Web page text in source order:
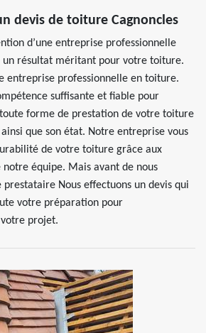
devis de toiture Cagnoncles
d’une entreprise professionnelle
un résultat méritant pour votre toiture.
entreprise professionnelle en toiture.
suffisante et fiable pour
forme de prestation de votre toiture
que son état. Notre entreprise vous
de votre toiture grâce aux
notre équipe. Mais avant de nous
Nous effectuons un devis qui
votre préparation pour
votre projet.